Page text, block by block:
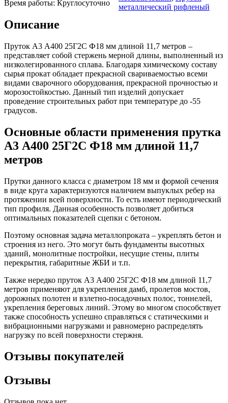
Шина
(пруток)
Лента
медная
Лист
медный
Труба
медная
Круг
Олово,
cвинец,
цинк,
Фитинги
стальные
Фитинги
резьбовые
чугунные
Хомуты
стальные
Труба ВГП
Хомуты
стальные
металлический рифленый
Время работы: Круглосуточно
Описание
Пруток А3 А400 25Г2С Ф18 мм длиной 11,7 метров –
представляет собой стержень мерной длины, выполненный из
низколегированного сплава. Благодаря химическому составу
сырья прокат обладает прекрасной свариваемостью всеми
видами сварочного оборудования, прекрасной прочностью и
морозостойкостью. Данный тип изделий допускает
проведение строительных работ при температуре до -55
градусов.
Основные области применения прутка
А3 А400 25Г2С Ф18 мм длиной 11,7
метров
Прутки данного класса с диаметром 18 мм и формой сечения
в виде круга характеризуются наличием выпуклых ребер на
протяжении всей поверхности. То есть имеют периодический
тип профиля. Данная особенность позволяет добиться
оптимальных показателей сцепки с бетоном.
Поэтому основная задача металлопроката – укреплять бетон и
строения из него. Это могут быть фундаменты высотных
зданий, монолитные постройки, несущие стены, плиты
перекрытия, габаритные ЖБИ и т.п.
Также нередко пруток А3 А400 25Г2С Ф18 мм длиной 11,7
метров применяют для укрепления дамб, пролетов мостов,
дорожных полотен и взлетно-посадочных полос, тоннелей,
укрепления береговых линий. Этому во многом способствует
также способность успешно справляться с статическими и
вибрационными нагрузками и равномерно распределять
нагрузку по всей поверхности стержня.
Отзывы покупателей
Отзывы